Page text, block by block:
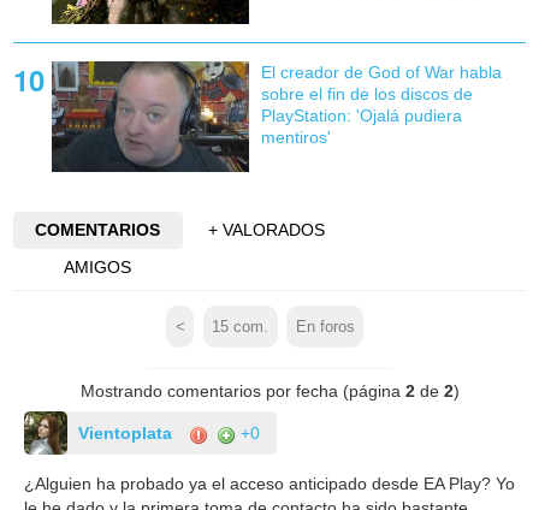
El creador de God of War habla
sobre el fin de los discos de
PlayStation: 'Ojalá pudiera
mentiros'
COMENTARIOS
+ VALORADOS
AMIGOS
< 15 com. En foros
Mostrando comentarios por fecha (página 2de 2)
Vientoplata +0
¿Alguien ha probado ya el acceso anticipado desde EA Play? Yo